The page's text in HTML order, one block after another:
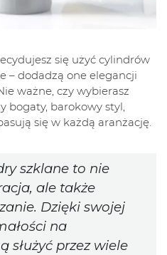
się użyć cylindrów
– dodadzą one elegancji
ważne, czy wybierasz
bogaty, barokowy styl,
się w każdą aranżację.
szklane to nie
ale także
Dzięki swojej
na
służyć przez wiele